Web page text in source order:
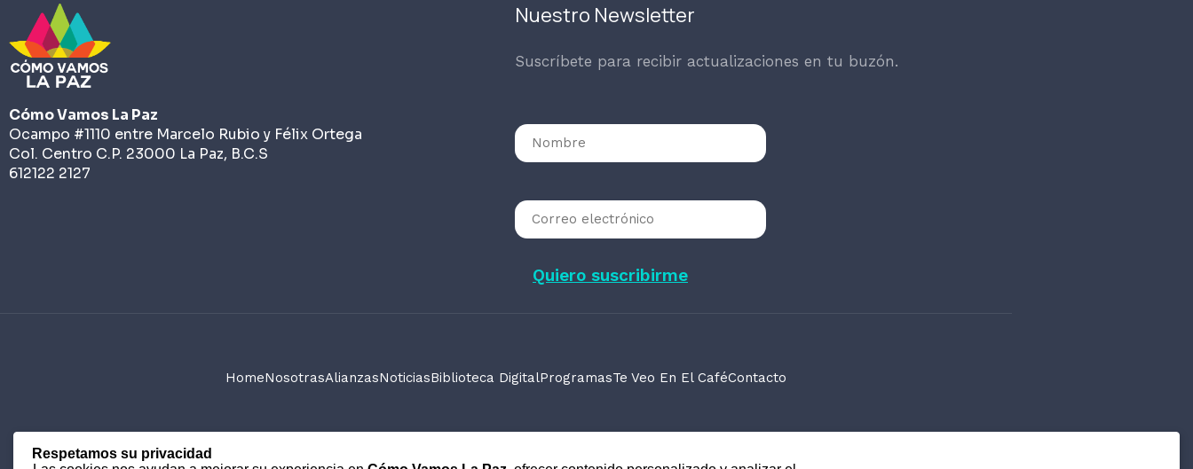
Cómo Vamos La Paz
Ocampo #1110 entre Marcelo Rubio y Félix Ortega
Col. Centro C.P. 23000 La Paz, B.C.S
612122 2127
Nuestro Newsletter
Suscríbete para recibir actualizaciones en tu buzón.
HomeNosotrasAlianzasNoticiasBiblioteca DigitalProgramasTe Veo En El CaféContacto
Respetamos su privacidad